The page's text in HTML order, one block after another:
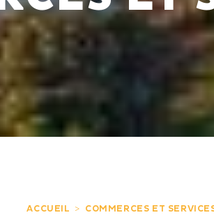
ACCUEIL COMMERCES ET